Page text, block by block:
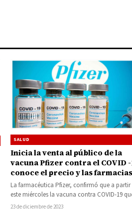
SALUD
Inicia la venta al público de la
vacuna Pfizer contra el COVID
conoce el precio y las farmacias
donde podrás adquirirla
La farmacéutica Pfizer, confirmó que a partir
este miércoles la vacuna contra COVID-19
produce estará disponible en farmacias…
23 de diciembre de 2023